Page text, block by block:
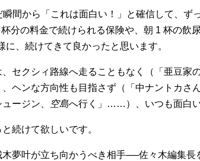
間から「これは面白い！」と確信して、ず
分の料金で続けられる保険や、朝 1 杯の飲
に、続けてきて良かったと思います。
、セクシィ路線へ走ることもなく（「亜豆家
、ヘンな方向性も目指さず（「中ナントカさ
ージン、
空島へ行く」……）、いつも面白い
続けて欲しいです。
夢叶が立ち向かうべき相手──佐々木編集長